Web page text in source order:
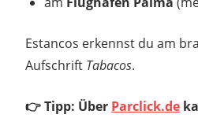
Estancos erkennst du am
Aufschrift Tabacos.
👉 Tipp: Über Parclick.de